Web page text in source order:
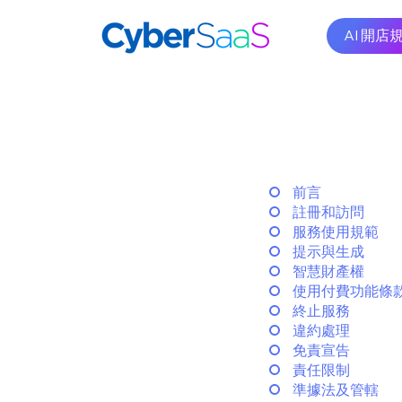
AI 開店
前言
註冊和訪問
服務使用規範
提示與生成
智慧財產權
使用付費功能條
終止服務
違約處理
免責宣告
責任限制
準據法及管轄